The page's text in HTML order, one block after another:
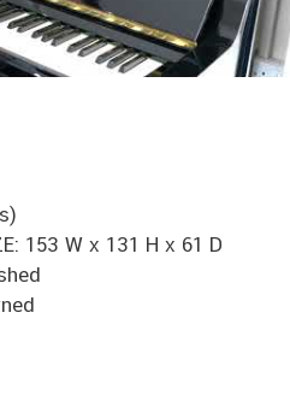
153 W x 131 H x 61 D